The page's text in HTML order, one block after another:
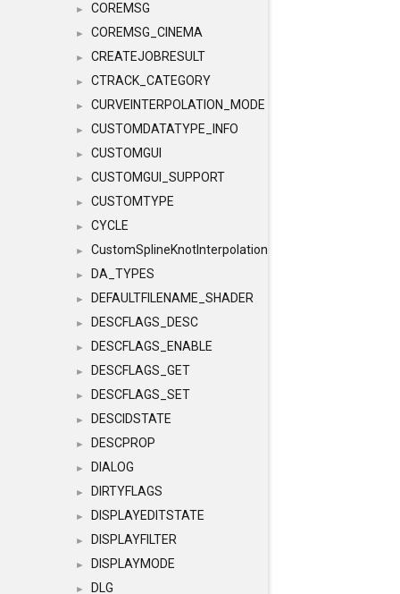
► COREMSG
► COREMSG_CINEMA
► CREATEJOBRESULT
► CTRACK_CATEGORY
► CURVEINTERPOLATION_MODE
► CUSTOMDATATYPE_INFO
► CUSTOMGUI
► CUSTOMGUI_SUPPORT
► CUSTOMTYPE
► CYCLE
► CustomSplineKnotInterpolation
► DA_TYPES
► DEFAULTFILENAME_SHADER
► DESCFLAGS_DESC
► DESCFLAGS_ENABLE
► DESCFLAGS_GET
► DESCFLAGS_SET
► DESCIDSTATE
► DESCPROP
► DIALOG
► DIRTYFLAGS
► DISPLAYEDITSTATE
► DISPLAYFILTER
► DISPLAYMODE
► DLG